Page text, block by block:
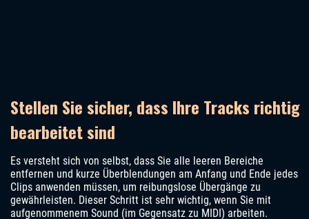
Stellen Sie sicher, dass Ihre Tracks richtig
bearbeitet sind
Es versteht sich von selbst, dass Sie alle leeren Bereiche
entfernen und kurze Überblendungen am Anfang und Ende jedes
Clips anwenden müssen, um reibungslose Übergänge zu
gewährleisten. Dieser Schritt ist sehr wichtig, wenn Sie mit
aufgenommenem Sound (im Gegensatz zu MIDI) arbeiten.